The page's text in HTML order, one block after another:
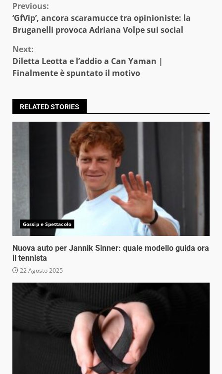
Continue
Reading
Previous:
‘GfVip’, ancora scaramucce tra opinioniste: la
Bruganelli provoca Adriana Volpe sui social
Next:
Diletta Leotta e l’addio a Can Yaman |
Finalmente è spuntato il motivo
RELATED STORIES
Gossip e Spettacolo
Nuova auto per Jannik Sinner: quale modello guida ora
il tennista
22 Agosto 2025